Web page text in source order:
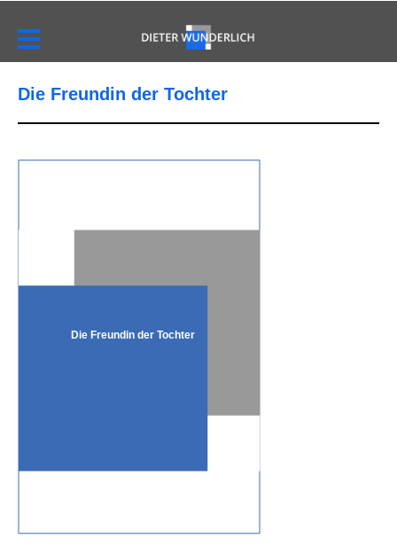
Die Freundin der Tochter
Die Freundin der Tochter